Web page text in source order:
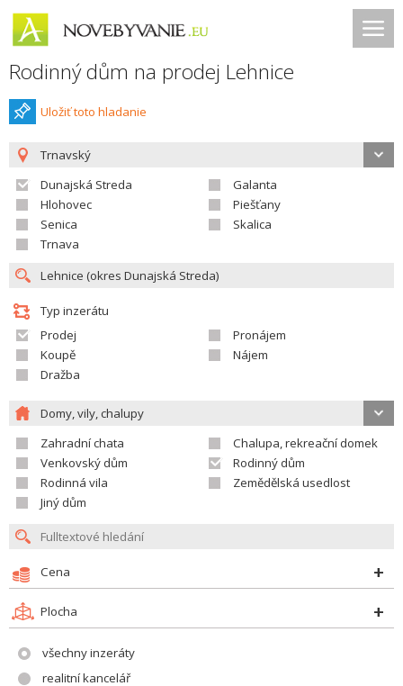
Rodinný dům na prodej Lehnice
Uložiť toto hladanie
Trnavský
Dunajská Streda
Galanta
Hlohovec
Piešťany
Senica
Skalica
Trnava
Typ inzerátu
Prodej
Pronájem
Koupě
Nájem
Dražba
Domy, vily, chalupy
Zahradní chata
Chalupa, rekreační domek
Venkovský dům
Rodinný dům
Rodinná vila
Zemědělská usedlost
Jiný dům
Cena
Plocha
všechny inzeráty
realitní kancelář